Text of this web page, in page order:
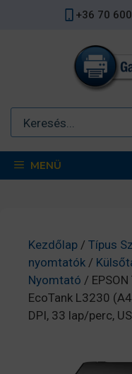
+36 70
MENÜ
Kezdőlap / Típus
nyomtatók /
Nyomtató /
EcoTank L3230
DPI, 33 lap/perc,